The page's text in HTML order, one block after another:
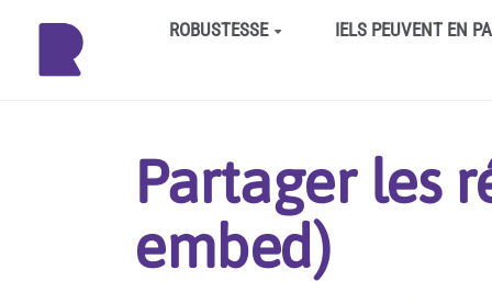
Aller au contenu principalROBUSTESSE IELS PEUVENT EN
Partager les
embed)